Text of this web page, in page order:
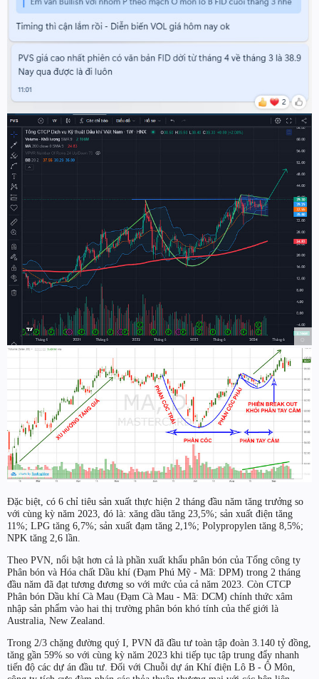
Đặc biệt, có 6 chỉ tiêu sản xuất thực hiện 2 tháng đầu năm tăng trưởng so
với cùng kỳ năm 2023, đó là: xăng dầu tăng 23,5%; sản xuất điện tăng
11%; LPG tăng 6,7%; sản xuất đạm tăng 2,1%; Polypropylen tăng 8,5%;
NPK tăng 2,6 lần.
Theo PVN, nổi bật hơn cả là phần xuất khẩu phân bón của Tổng công ty
Phân bón và Hóa chất Dầu khí (Đạm Phú Mỹ - Mã: DPM) trong 2 tháng
đầu năm đã đạt tương đương so với mức của cả năm 2023. Còn CTCP
Phân bón Dầu khí Cà Mau (Đạm Cà Mau - Mã: DCM) chính thức xâm
nhập sản phẩm vào hai thị trường phân bón khó tính của thế giới là
Australia, New Zealand.
Trong 2/3 chặng đường quý I, PVN đã đầu tư toàn tập đoàn 3.140 tỷ đồng,
tăng gần 59% so với cùng kỳ năm 2023 khi tiếp tục tập trung đẩy nhanh
tiến độ các dự án đầu tư. Đối với Chuỗi dự án Khí điện Lô B - Ô Môn,